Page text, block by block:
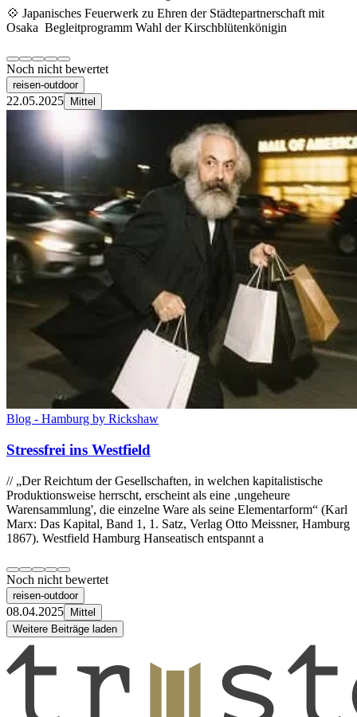
💠 Japanisches Feuerwerk zu Ehren der Städtepartnerschaft mit
Osaka Begleitprogramm Wahl der Kirschblütenkönigin
Noch nicht bewertet
reisen-outdoor
22.05.2025 Mittel
Blog - Hamburg by Rickshaw
Stressfrei ins Westfield
// „Der Reichtum der Gesellschaften, in welchen kapitalistische
Produktionsweise herrscht, erscheint als eine ‚ungeheure
Warensammlung', die einzelne Ware als seine Elementarform“ (Karl
Marx: Das Kapital, Band 1, 1. Satz, Verlag Otto Meissner, Hamburg
1867). Westfield Hamburg Hanseatisch entspannt a
Noch nicht bewertet
reisen-outdoor
08.04.2025 Mittel
Weitere Beiträge laden